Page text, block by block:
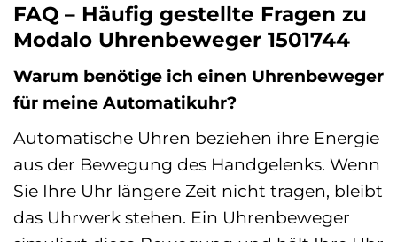
FAQ – Häufig gestellte Fragen zu
Modalo Uhrenbeweger 1501744
Warum benötige ich einen Uhrenbeweger
für meine Automatikuhr?
Automatische Uhren beziehen ihre Energie
aus der Bewegung des Handgelenks. Wenn
Sie Ihre Uhr längere Zeit nicht tragen, bleibt
das Uhrwerk stehen. Ein Uhrenbeweger